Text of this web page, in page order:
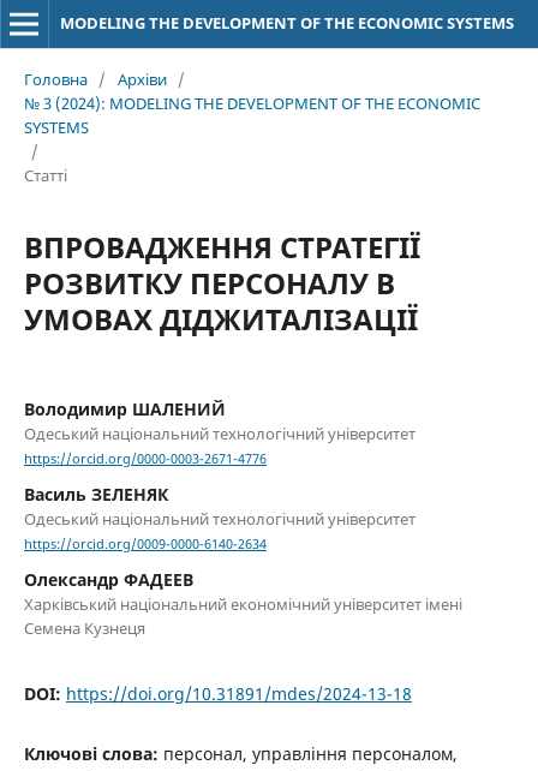
MODELING THE DEVELOPMENT OF THE ECONOMIC SYSTEMS
Головна / Архіви /
№ 3 (2024): MODELING THE DEVELOPMENT OF THE ECONOMIC
SYSTEMS
/
Статті
ВПРОВАДЖЕННЯ СТРАТЕГІЇ
РОЗВИТКУ ПЕРСОНАЛУ В
УМОВАХ ДІДЖИТАЛІЗАЦІЇ
Володимир ШАЛЕНИЙ
Одеський національний технологічний університет
https://orcid.org/0000-0003-2671-4776
Василь ЗЕЛЕНЯК
Одеський національний технологічний університет
https://orcid.org/0009-0000-6140-2634
Олександр ФАДЕЕВ
Харківський національний економічний університет імені
Семена Кузнеця
DOI: https://doi.org/10.31891/mdes/2024-13-18
Ключові слова: персонал, управління персоналом,